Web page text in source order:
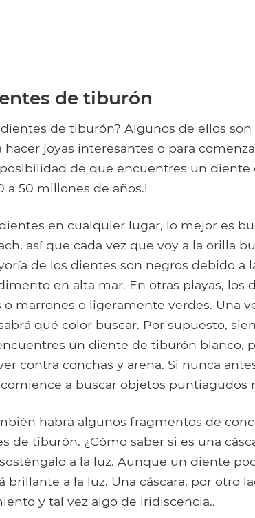
de tiburón
de tiburón? Algunos de ellos son
joyas interesantes o para
de que encuentres un diente
a 50 millones de años.!
en cualquier lugar, lo mejor es
así que cada vez que voy a la orilla
de los dientes son negros debido a
en alta mar. En otras playas, los
marrones o ligeramente verdes. Una
qué color buscar. Por supuesto,
un diente de tiburón blanco,
contra conchas y arena. Si nunca
a buscar objetos puntiagudos
habrá algunos fragmentos de
de tiburón. ¿Cómo saber si es una
a la luz. Aunque un diente
brillante a la luz. Una cáscara, por otro
y tal vez algo de iridiscencia..